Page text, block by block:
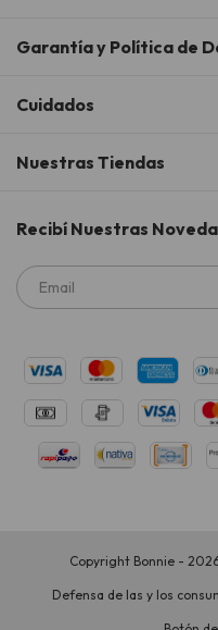
Garantía y Política de
Cuidados
Nuestras Tiendas
Recibí Nuestras
Copyright Bonnie -
Defensa de las y los